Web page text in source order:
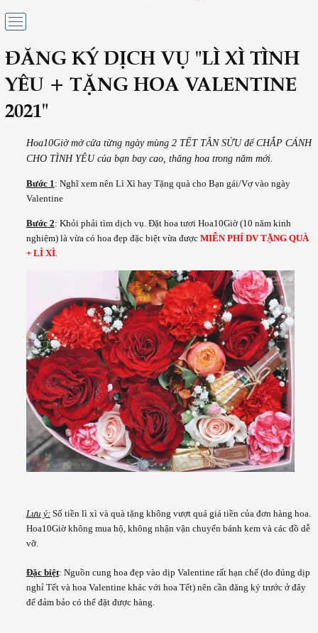
ĐĂNG KÝ DỊCH VỤ "LÌ XÌ TÌNH
YÊU + TẶNG HOA VALENTINE
2021"
Hoa10Giờ mở cửa từng ngày mùng 2 TẾT TÂN SỬU để CHẮP CÁNH
CHO TÌNH YÊU của bạn bay cao, thăng hoa trong năm mới.
Bước 1: Nghĩ xem nên Lì Xì hay Tặng quà cho Bạn gái/Vợ vào ngày
Valentine
Bước 2: Khỏi phải tìm dịch vụ. Đặt hoa tươi Hoa10Giờ (10 năm kinh
nghiệm) là vừa có hoa đẹp đặc biệt vừa được MIỄN PHÍ DV TẶNG QUÀ
+ LÌ XÌ.
Lưu ý:Số tiền lì xì và quà tặng không vượt quá giá tiền của đơn hàng hoa.
Hoa10Giờ không mua hộ, không nhận vận chuyển bánh kem và các đồ dễ
vỡ.
Đặc biệt: Nguồn cung hoa đẹp vào dịp Valentine rất hạn chế (do đúng dịp
nghỉ Tết và hoa Valentine khác với hoa Tết) nên cần đăng ký trước ở đây
để đảm bảo có thể đặt được hàng.